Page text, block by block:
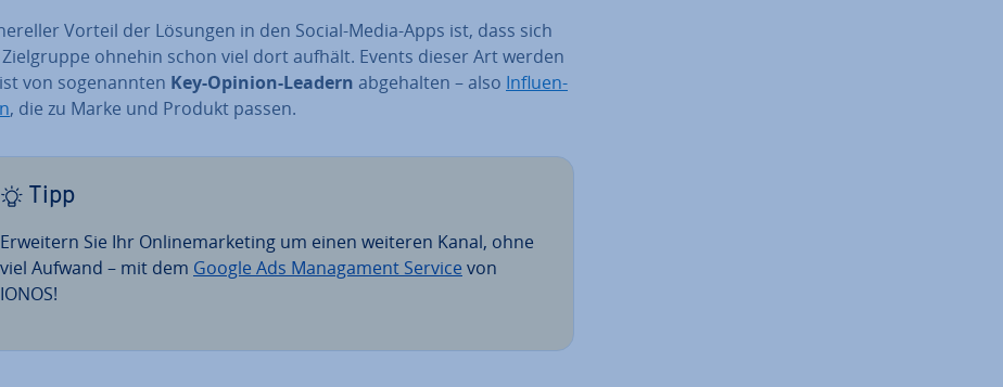
Vorteil der Lösungen in den Social-Media-Apps ist, dass sich
ohnehin schon viel dort aufhält. Events dieser Art werden
von so­ge­nann­ten Key-Opinion-Leadern ab­ge­hal­ten – also In­fluen­
, die zu Marke und Produkt passen.
Tipp
Erweitern Sie Ihr On­line­mar­ke­ting um einen weiteren Kanal, ohne
viel Aufwand – mit dem Google Ads Ma­na­ga­ment Service von
IONOS!